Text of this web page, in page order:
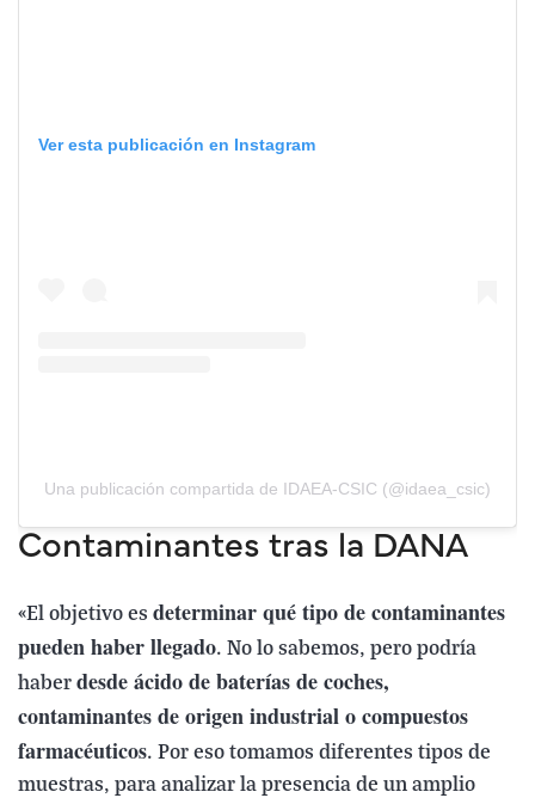
Ver esta publicación en Instagram
Una publicación compartida de IDAEA-CSIC (@idaea_csic)
Contaminantes tras la DANA
«El objetivo es determinar qué tipo de contaminantes
pueden haber llegado. No lo sabemos, pero podría
haber desde ácido de baterías de coches,
contaminantes de origen industrial o compuestos
farmacéuticos. Por eso tomamos diferentes tipos de
muestras, para analizar la presencia de un amplio